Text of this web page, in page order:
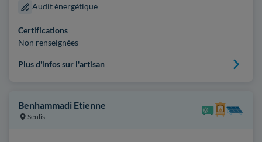
Audit énergétique
Certifications
Non renseignées
Plus d'infos sur l'artisan
Benhammadi Etienne
Senlis